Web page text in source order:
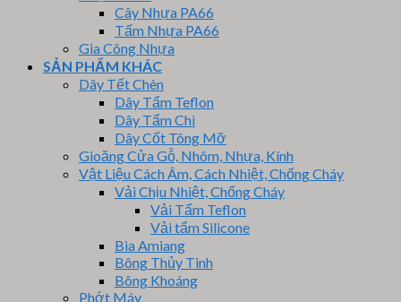
Cây Nhựa PA66
Tấm Nhựa PA66
Gia Công Nhựa
SẢN PHẨM KHÁC
Dây Tết Chèn
Dây Tẩm Teflon
Dây Tẩm Chì
Dây Cốt Tông Mỡ
Gioăng Cửa Gỗ, Nhôm, Nhựa, Kính
Vật Liệu Cách Âm, Cách Nhiệt, Chống Cháy
Vải Chịu Nhiệt, Chống Cháy
Vải Tẩm Teflon
Vải tẩm Silicone
Bìa Amiang
Bông Thủy Tinh
Bông Khoáng
Phớt Máy